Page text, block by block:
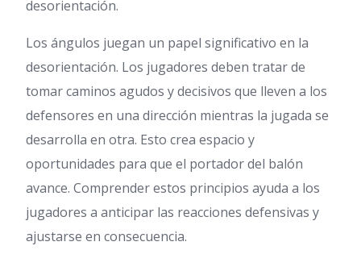
desorientación.
Los ángulos juegan un papel significativo en la
desorientación. Los jugadores deben tratar de
tomar caminos agudos y decisivos que lleven a los
defensores en una dirección mientras la jugada se
desarrolla en otra. Esto crea espacio y
oportunidades para que el portador del balón
avance. Comprender estos principios ayuda a los
jugadores a anticipar las reacciones defensivas y
ajustarse en consecuencia.